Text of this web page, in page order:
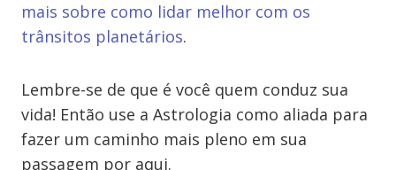
mais sobre como lidar melhor com os
trânsitos planetários.
Lembre-se de que é você quem conduz sua
vida! Então use a Astrologia como aliada para
fazer um caminho mais pleno em sua
passagem por aqui.